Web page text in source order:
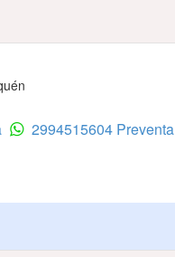
2994515604 Preventa